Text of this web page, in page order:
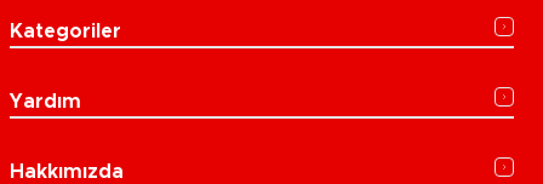
Kategoriler
Yardım
Hakkımızda